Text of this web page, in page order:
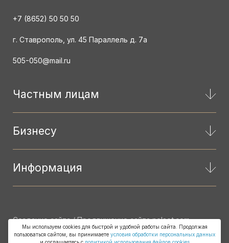
Мы используем cookies для быстрой и удобной работы сайта. Продолжая
пользоваться сайтом, вы принимаете условия обработки персональных данных
+7 (8652) 50 50 50
г. Ставрополь, ул. 45 Параллель д. 7а
505-050@mail.ru
Частным лицам
Бизнесу
Информация
Создание сайта / Продвижение сайтаnelset.com
© 2001-2026 ГК «Витязь»